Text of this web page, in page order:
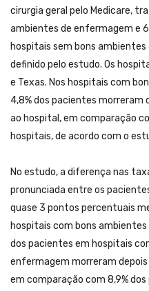
cirurgia geral pelo Medicare,
ambientes de enfermagem e
hospitais sem bons
definido pelo estudo. Os
e Texas. Nos hospitais com
4,8% dos pacientes morreram
ao hospital, em comparação
hospitais, de acordo com o
No estudo, a diferença nas
pronunciada entre os
quase 3 pontos percentuais
hospitais com bons
dos pacientes em hospitais
enfermagem morreram
em comparação com 8,9%